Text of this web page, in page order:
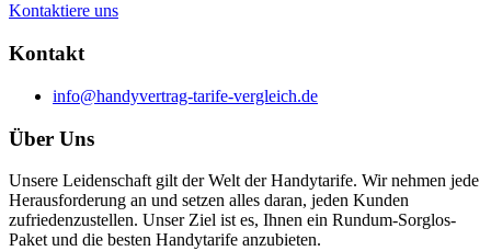
Kontaktiere uns
Kontakt
info@handyvertrag-tarife-vergleich.de
Über Uns
Unsere Leidenschaft gilt der Welt der Handytarife. Wir nehmen jede
Herausforderung an und setzen alles daran, jeden Kunden
zufriedenzustellen. Unser Ziel ist es, Ihnen ein Rundum-Sorglos-
Paket und die besten Handytarife anzubieten.